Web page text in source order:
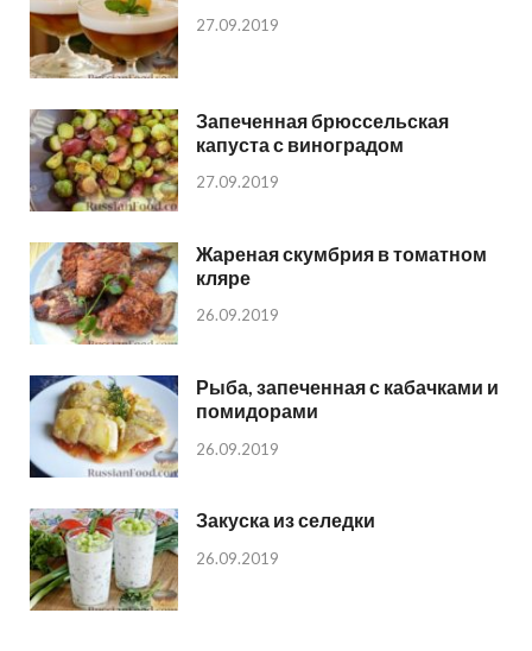
27.09.2019
Запеченная брюссельская
капуста с виноградом
27.09.2019
Жареная скумбрия в томатном
кляре
26.09.2019
Рыба, запеченная с кабачками и
помидорами
26.09.2019
Закуска из селедки
26.09.2019